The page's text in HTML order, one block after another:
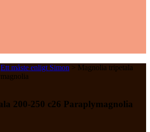
Ett måste enligt Simon > Magnolia tripetala
200-250 c26 Paraplymagnolia